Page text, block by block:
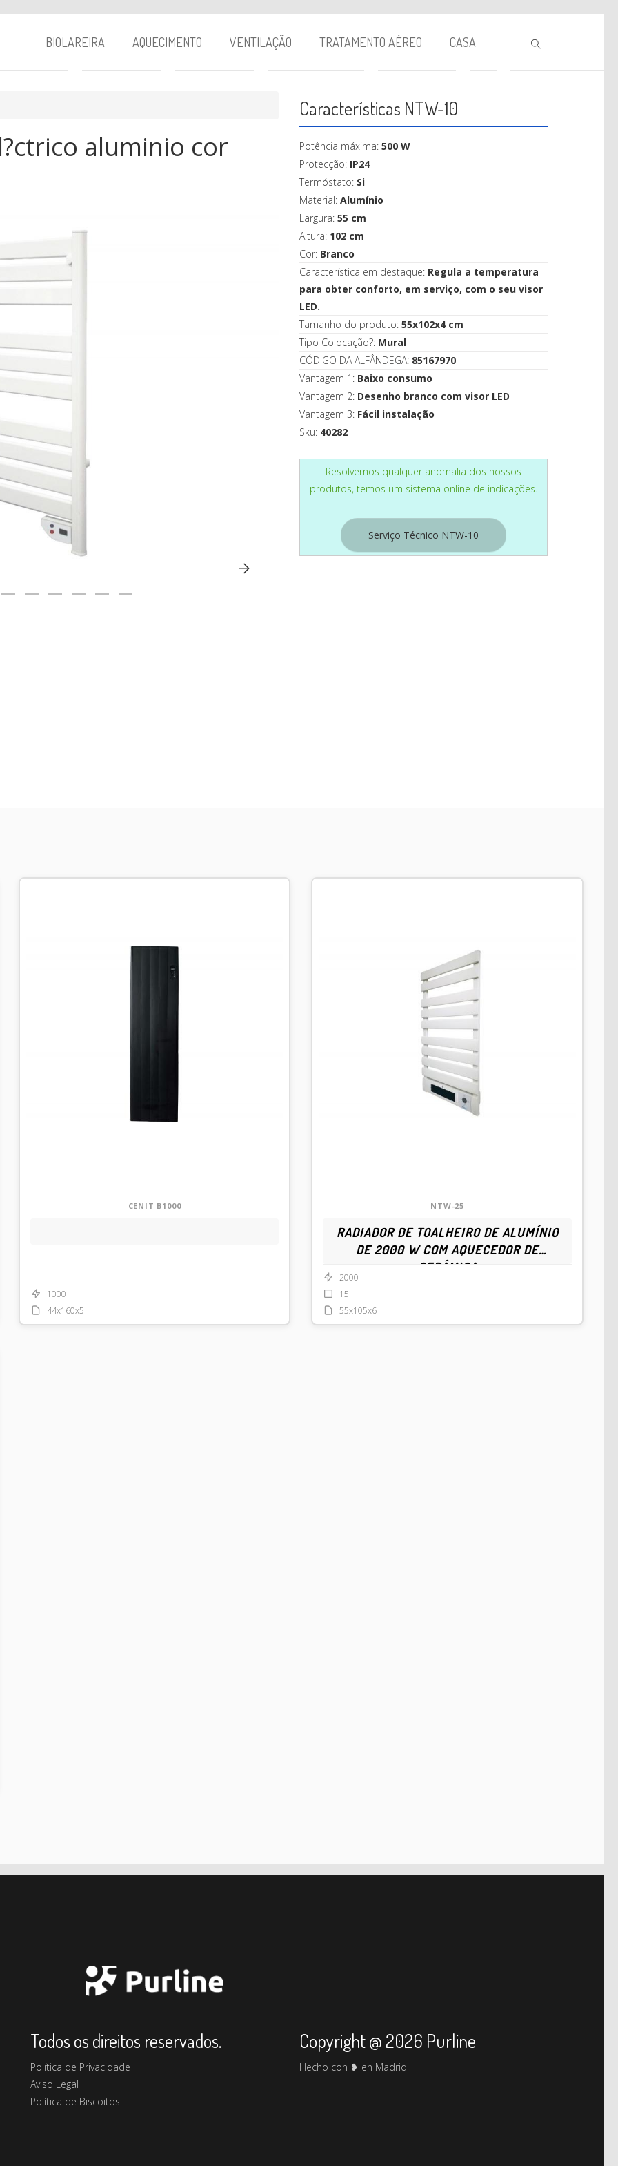
VENTILAÇÃO
TRATAMENTO AÉREO
BIOLAREIRA AQUECIMENTO VENTILAÇÃO TRATAMENTO AÉREO CASA
aluminio cor
Características NTW-10
Potência máxima: 500 W
Protecção: IP24
Termóstato: Si
Material: Alumínio
Largura: 55 cm
Altura: 102 cm
Cor: Branco
Característica em destaque: Regula a temperatura
para obter conforto, em serviço, com o seu visor
LED.
Tamanho do produto: 55x102x4 cm
Tipo Colocação?: Mural
CÓDIGO DA ALFÂNDEGA: 85167970
Vantagem 1: Baixo consumo
Vantagem 2: Desenho branco com visor LED
Vantagem 3: Fácil instalação
Sku: 40282
Resolvemos qualquer anomalia dos nossos
produtos, temos um sistema online de indicações.
Serviço Técnico NTW-10
CENIT B1000
1000
44x160x5
NTW-25
RADIADOR DE TOALHEIRO DE ALUMÍNIO
DE 2000 W COM AQUECEDOR DE
CERÂMICA
2000
15
55x105x6
Todos os direitos reservados.
Política de Privacidade
Aviso Legal
Política de Biscoitos
Copyright @ 2026 Purline
Hecho con ❥ en Madrid